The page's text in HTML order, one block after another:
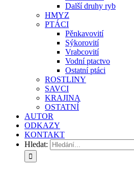
Další druhy ryb
HMYZ
PTÁCI
Pěnkavovití
Sýkorovití
Vrabcovití
Vodní ptactvo
Ostatní ptáci
ROSTLINY
SAVCI
KRAJINA
OSTATNÍ
AUTOR
ODKAZY
KONTAKT
Hledat: